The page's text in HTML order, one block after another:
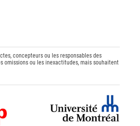
concepteurs ou les responsables des
omissions ou les inexactitudes, mais souhaitent